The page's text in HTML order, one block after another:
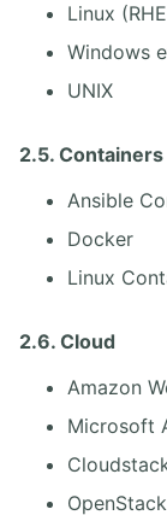
Linux
Windows
UNIX
2.5. Containers
Ansible
Docker
Linux
2.6. Cloud
Amazon
Microsoft
OpenStack